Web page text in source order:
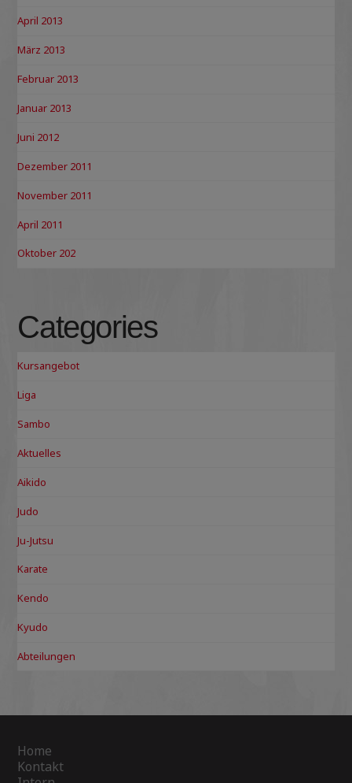
April 2013
März 2013
Februar 2013
Januar 2013
Juni 2012
Dezember 2011
November 2011
April 2011
Oktober 202
Categories
Kursangebot
Liga
Sambo
Aktuelles
Aikido
Judo
Ju-Jutsu
Karate
Kendo
Kyudo
Abteilungen
Home
Kontakt